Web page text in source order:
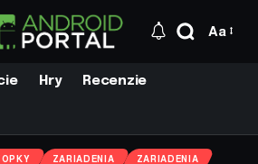
Aa
Hry Recenzie
ZARIADENIA ZARIADENIA